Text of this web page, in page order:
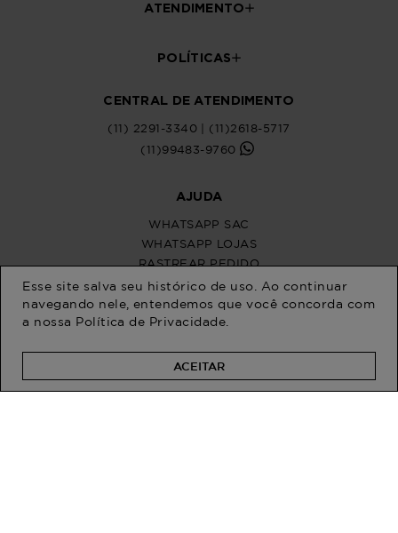
ATENDIMENTO
POLÍTICAS
CENTRAL DE ATENDIMENTO
(11) 2291-3340 | (11)2618-5717
(11)99483-9760
AJUDA
WHATSAPP SAC
WHATSAPP LOJAS
RASTREAR PEDIDO
SOLICITE SUA TROCA
PERGUNTAS FREQUENTES
Na Program Moda, a moda plus size
feminina brilha com estilo único. Somos
Esse site salva seu histórico de uso. Ao continuar
navegando nele, entendemos que você concorda com
a nossa Política de Privacidade
ACEITAR